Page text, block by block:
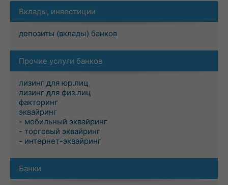
Вклады, инвестиции
депозиты (вклады) банков
Прочие услуги банков
лизинг для юр.лиц
лизинг для физ.лиц
факторинг
эквайринг
- мобильный эквайринг
- торговый эквайринг
- интернет-эквайринг
Банки